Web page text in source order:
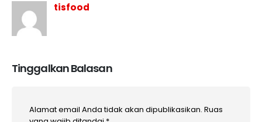
tisfood
Tinggalkan Balasan
Alamat email Anda tidak akan dipublikasikan. Ruas